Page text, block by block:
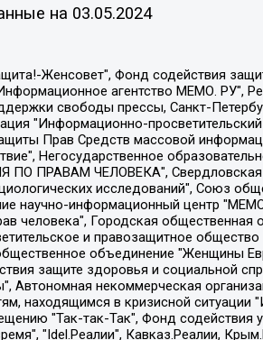
на 03.05.2024
доменного имени интернет-издания "The Insider SIA", https://theins.ru, Постернак Алексей Евгеньевич, Рубин Михаил Аркадьевич, Анин Роман Александрович, Юридическое лицо Istories fonds, зарегистрированное в Латвийской Республике (регистрационный номер 50008295751, дата регистрации 24.02.2020), Великовский Дмитрий Александрович, Долинина Ирина Николаевна, Мароховская Алеся Алексеевна, Шлейнов Роман Юрьевич, Шмагун Олеся Валентиновна, Общество с ограниченной ответственностью "Альтаир 2021", Общество с ограниченной ответственностью "Вега 2021", Общество с ограниченной ответственностью "Главный редактор 2021", Общество с ограниченной ответственностью "Ромашки монолит", Важенков Артем Валерьевич, Ивановская областная общественная организация "Центр гендерных исследований", Гурман Юрий Альбертович, Медиапроект "ОВД-Инфо", Егоров Владимир Владимирович, Жилинский Владимир Александрович, Общество с ограниченной ответственностью "ЗП", Иванова София Юрьевна, Карезина Инна Павловна, Кильтау Екатерина Викторовна, Петров Алексей Викторович, Пискунов Сергей Евгеньевич, Смирнов Сергей Сергеевич, Тихонов Михаил Сергеевич, Общество с ограниченной ответственностью "ЖУРНАЛИСТ-ИНОСТРАННЫЙ АГЕНТ", Арапова Галина Юрьевна, Вольтская Татьяна Анатольевна, Американская компания "Mason G.E.S. Anonymous Foundation" (США), являющаяся владельцем интернет-издания https://mnews.world/, Компания "Stichting Bellingcat", зарегистрированная в Нидерландах (дата регистрации 11.07.2018), Захаров Андрей Вячеславович, Клепиковская Екатерина Дмитриевна, Общество с ограниченной ответственностью "МЕМО", Перл Роман Александрович, Симонов Евгений Алексеевич, Соловьева Елена Анатольевна, Сотников Даниил Владимирович, Сурначева Елизавета Дмитриевна, Автономная некоммерческая организация по защите прав человека и информированию населения "Якутия – Наше Мнение", Общество с ограниченной ответственностью "Москоу диджитал медиа", с 26.01.2023 Общество с ограниченной ответственностью "Чайка Белые сады", Ветошкина Валерия Валерьевна, Заговора Максим Александрович, Межрегиональное общественное движение "Российская ЛГБТ - сеть", Оленичев Максим Владимирович, Павлов Иван Юрьевич, Скворцова Елена Сергеевна, Общество с ограниченной ответственностью "Как бы инагент", Кочетков Игорь Викторович,